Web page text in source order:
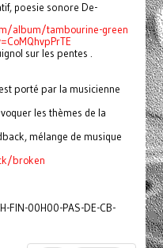
poesie sonore De-
album/tambourine-green
sur les pentes .
porté par la musicienne
les thèmes de la
mélange de musique
broken
FIN-00H00-PAS-DE-CB-